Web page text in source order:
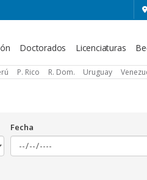
Doctorados Licenciaturas
P. Rico R. Dom. Uruguay
Fecha